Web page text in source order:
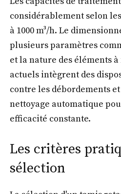
considérablement selon
à 1000 m³/h. Le
plusieurs paramètres
et la nature des éléments
actuels intègrent des
contre les débordements
nettoyage automatique
efficacité constante.
Les critères
sélection